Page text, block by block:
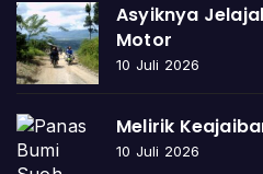
Asyiknya
Motor
10 Juli 2026
Melirik
10 Juli 2026